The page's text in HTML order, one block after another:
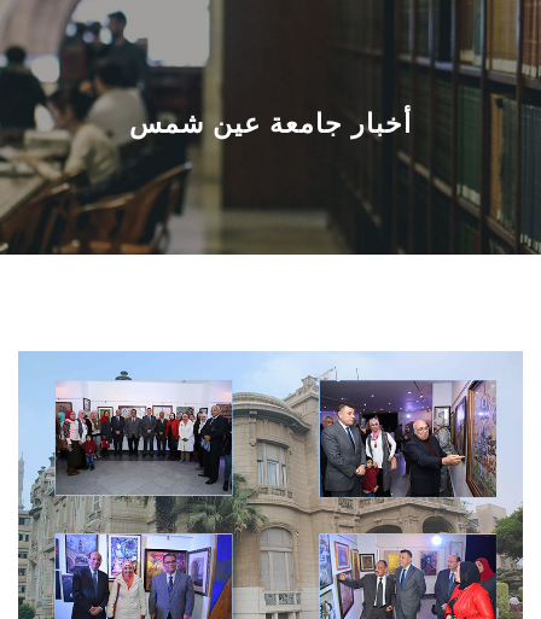
عن الجامعة
القطاعـات
الشئون الأكاديمية
البحث العلمي
المراكز والوحدات
الأنظمة الذكية
الإعلام
تواصل معنا
أخبار جامعة عين شمس